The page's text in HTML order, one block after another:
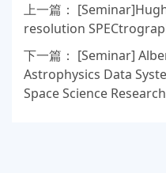
上一篇：
resolution
下一篇： [Seminar]
Astrophysics Data
Space Science Research